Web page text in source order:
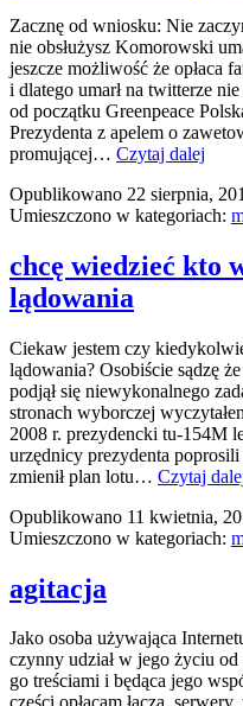
Zacznę od wniosku: Nie
nie obsłużysz Komorowski
jeszcze możliwość że opłaca
i dlatego umarł na twitterze
od początku Greenpeace
Prezydenta z apelem o
promującej… Czytaj dalej
(
Opublikowano 22 sierpnia,
Umieszczono w kategoriach:
chcę wiedzieć kto
lądowania
Ciekaw jestem czy
lądowania? Osobiście sądzę
podjął się niewykonalnego
stronach wyborczej
2008 r. prezydencki tu-154M
urzędnicy prezydenta
zmienił plan lotu… Czytaj
Opublikowano 11 kwietnia,
Umieszczono w kategoriach:
agitacja
Jako osoba używająca
czynny udział w jego życiu od
go treściami i będąca jego